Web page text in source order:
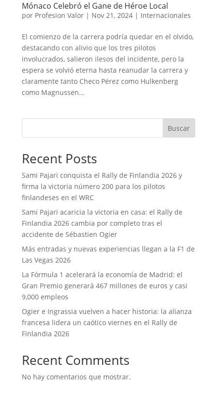
Mónaco Celebró el Gane de Héroe Local
por Profesion Valor| Nov 21, 2024| Internacionales
El comienzo de la carrera podría quedar en el olvido,
destacando con alivio que los tres pilotos
involucrados, salieron ilesos del incidente, pero la
espera se volvió eterna hasta reanudar la carrera y
claramente tanto Checo Pérez como Hulkenberg
como Magnussen...
Buscar
Recent Posts
Sami Pajari conquista el Rally de Finlandia 2026 y
firma la victoria número 200 para los pilotos
finlandeses en el WRC
Sami Pajari acaricia la victoria en casa: el Rally de
Finlandia 2026 cambia por completo tras el
accidente de Sébastien Ogier
Más entradas y nuevas experiencias llegan a la F1 de
Las Vegas 2026
La Fórmula 1 acelerará la economía de Madrid: el
Gran Premio generará 467 millones de euros y casi
9,000 empleos
Ogier e Ingrassia vuelven a hacer historia: la alianza
francesa lidera un caótico viernes en el Rally de
Finlandia 2026
Recent Comments
No hay comentarios que mostrar.